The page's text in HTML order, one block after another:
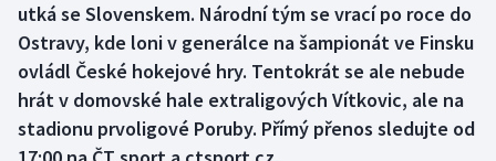
Curling
Dostihy
Florbal
utká se Slovenskem. Národní tým se vrací po roce do
Ostravy, kde loni v generálce na šampionát ve Finsku
ovládl České hokejové hry. Tentokrát se ale nebude
hrát v domovské hale extraligových Vítkovic, ale na
stadionu prvoligové Poruby. Přímý přenos sledujte od